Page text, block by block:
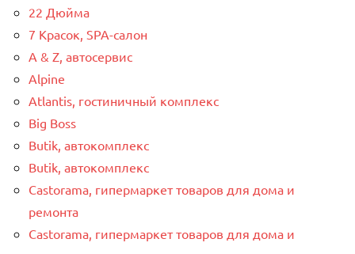
22 Дюйма
7 Красок, SPA-салон
A & Z, автосервис
Alpine
Atlantis, гостиничный комплекс
Big Boss
Butik, автокомплекс
Butik, автокомплекс
Castorama, гипермаркет товаров для дома и
ремонта
Castorama, гипермаркет товаров для дома и